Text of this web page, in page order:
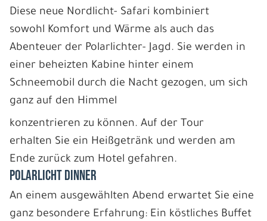
Diese neue Nordlicht- Safari kombiniert
sowohl Komfort und Wärme als auch das
Abenteuer der Polarlichter- Jagd. Sie werden in
einer beheizten Kabine hinter einem
Schneemobil durch die Nacht gezogen, um sich
ganz auf den Himmel
konzentrieren zu können. Auf der Tour
erhalten Sie ein Heißgetränk und werden am
Ende zurück zum Hotel gefahren.
POLARLICHT DINNER
An einem ausgewählten Abend erwartet Sie eine
ganz besondere Erfahrung: Ein köstliches Buffet